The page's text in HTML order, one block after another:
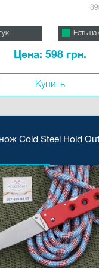
Есть на
Цена: 598 грн.
Купить
Cold Steel Hold